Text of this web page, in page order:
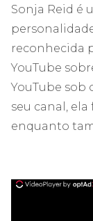
Sonja Reid é
reconhecida
YouTube
YouTube sob
seu canal,
enquanto